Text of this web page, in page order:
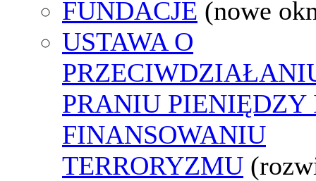
FUNDACJE (nowe
USTAWA O
PRANIU PIENIĘDZY
FINANSOWANIU
TERRORYZMU